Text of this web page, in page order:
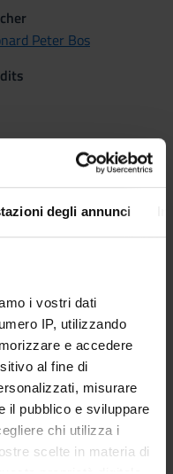
degli annunci
i vostri dati
IP, utilizzando
e accedere
al fine di
misurare
il pubblico e sviluppare
chi utilizza i
scelte in materia di
Peter Bos
the fundamentals of
with applications and